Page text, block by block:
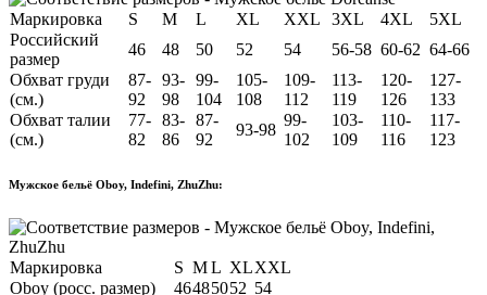
Маркировка S M L XL XXL 3XL 4XL
5XL
Российский
размер
46 48 50 52 54 56-58 60-62 64-66
Обхват груди
(см.)
87-
92
93-
98
99-
104
105-
108
109-
112
113-
119
120-
126
127-
133
Обхват талии
(см.)
77-
82
83-
86
87-
92
93-98
99-
102
103-
109
110-
116
117-
123
Мужское бельё Oboy, Indefini, ZhuZhu:
Маркировка S ML XLXXL
Oboy (росс. размер)
46485052 54